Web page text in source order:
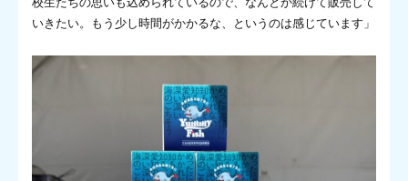
いきたい。もう少し時間がかかるな、というのは感じています」